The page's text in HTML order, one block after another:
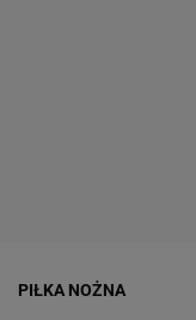
PIŁKA NOŻNA